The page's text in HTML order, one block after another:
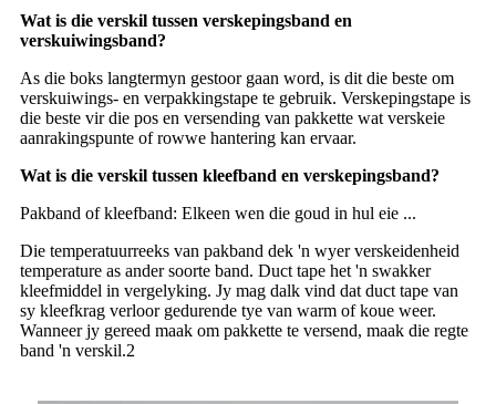
Wat is die verskil tussen verskepingsband en
verskuiwingsband?
As die boks langtermyn gestoor gaan word, is dit die beste om
verskuiwings- en verpakkingstape te gebruik. Verskepingstape is
die beste vir die pos en versending van pakkette wat verskeie
aanrakingspunte of rowwe hantering kan ervaar.
Wat is die verskil tussen kleefband en verskepingsband?
Pakband of kleefband: Elkeen wen die goud in hul eie ...
Die temperatuurreeks van pakband dek 'n wyer verskeidenheid
temperature as ander soorte band. Duct tape het 'n swakker
kleefmiddel in vergelyking. Jy mag dalk vind dat duct tape van
sy kleefkrag verloor gedurende tye van warm of koue weer.
Wanneer jy gereed maak om pakkette te versend, maak die regte
band 'n verskil.2